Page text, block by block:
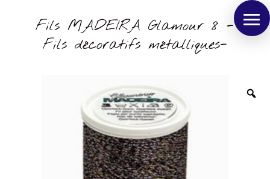
Fils MADEIRA Glamour 8 -
Fils décoratifs métalliques-